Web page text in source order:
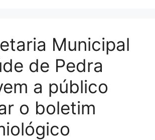
Municipal
de Pedra
a público
o boletim